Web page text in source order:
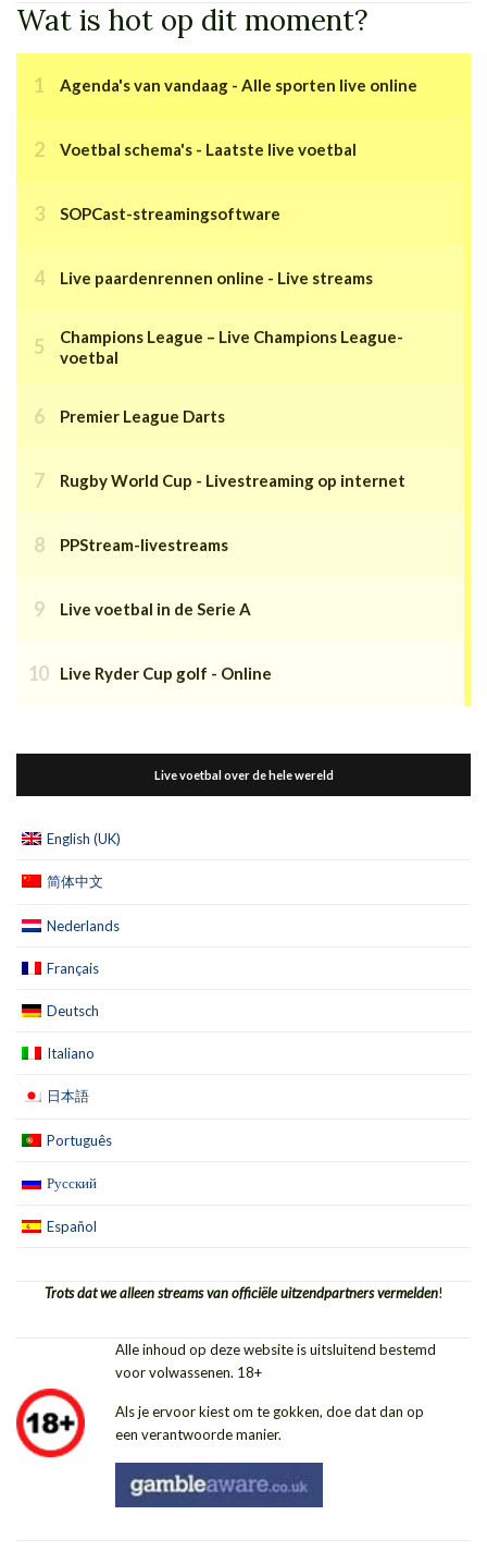
Wat is hot op dit moment?
Agenda's van vandaag - Alle sporten live online
Voetbal schema's - Laatste live voetbal
SOPCast-streamingsoftware
Live paardenrennen online - Live streams
Champions League – Live Champions League-
voetbal
Premier League Darts
Rugby World Cup - Livestreaming op internet
PPStream-livestreams
Live voetbal in de Serie A
Live Ryder Cup golf - Online
Live voetbal over de hele wereld
English (UK)
简体中文
Nederlands
Français
Deutsch
Italiano
日本語
Português
Русский
Español
Trots dat we alleen streams van officiële uitzendpartners vermelden!
Alle inhoud op deze website is uitsluitend bestemd
voor volwassenen. 18+
Als je ervoor kiest om te gokken, doe dat dan op
een verantwoorde manier.